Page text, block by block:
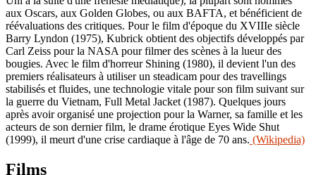
aux Oscars, aux Golden Globes, ou aux BAFTA, et bénéficient de
réévaluations des critiques. Pour le film d'époque du XVIIIe siècle
Barry Lyndon (1975), Kubrick obtient des objectifs développés par
Carl Zeiss pour la NASA pour filmer des scènes à la lueur des
bougies. Avec le film d'horreur Shining (1980), il devient l'un des
premiers réalisateurs à utiliser un steadicam pour des travellings
stabilisés et fluides, une technologie vitale pour son film suivant sur
la guerre du Vietnam, Full Metal Jacket (1987). Quelques jours
après avoir organisé une projection pour la Warner, sa famille et les
acteurs de son dernier film, le drame érotique Eyes Wide Shut
(1999), il meurt d'une crise cardiaque à l'âge de 70 ans. (Wikipedia)
Films